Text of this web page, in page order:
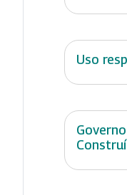
Uso